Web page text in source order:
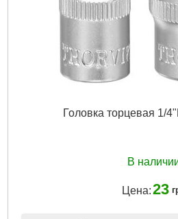
Головка торцевая 1/
В
Цена:23